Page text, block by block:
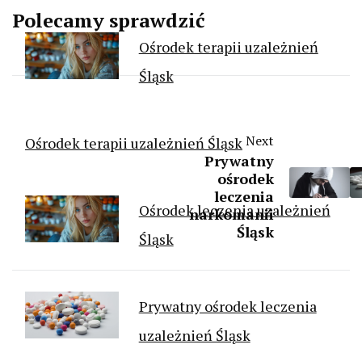
Polecamy sprawdzić
Ośrodek terapii uzależnień
Śląsk
Ośrodek terapii uzależnień Śląsk
Ośrodek leczenia uzależnień
Śląsk
Prywatny ośrodek leczenia
uzależnień Śląsk
Next
Prywatny
ośrodek
leczenia
narkomanii
Śląsk